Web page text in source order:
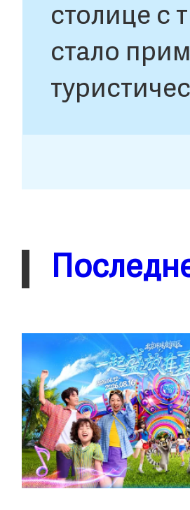
столице с
стало
Пекине
млн